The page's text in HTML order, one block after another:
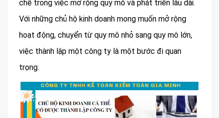
chế trong việc mở rộng quy mô và phát triển lâu dài.
Với những chủ hộ kinh doanh mong muốn mở rộng
hoạt động, chuyển từ quy mô nhỏ sang quy mô lớn,
việc thành lập một công ty là một bước đi quan
trọng.